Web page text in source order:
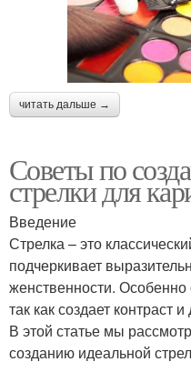
читать дальше →
Советы по
стрелки для
Введение
Стрелка – это
подчеркивает
женственности. Особенно
так как создает контраст
В этой статье мы
созданию идеальной